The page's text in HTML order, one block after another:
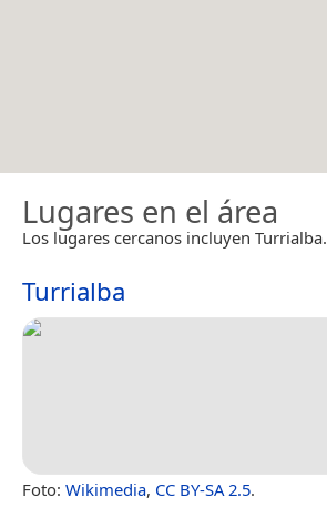
Lugares en el área
Los lugares cercanos incluyen Turrialba.
Turrialba
Foto: Wikimedia, CC BY-SA 2.5.